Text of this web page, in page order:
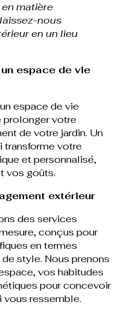
matière
nous
en un lieu
espace de vie
espace de vie
prolonger votre
de votre jardin. Un
transforme votre
et personnalisé,
vos goûts.
extérieur
des services
conçus pour
en termes
style. Nous prenons
vos habitudes
pour concevoir
vous ressemble.